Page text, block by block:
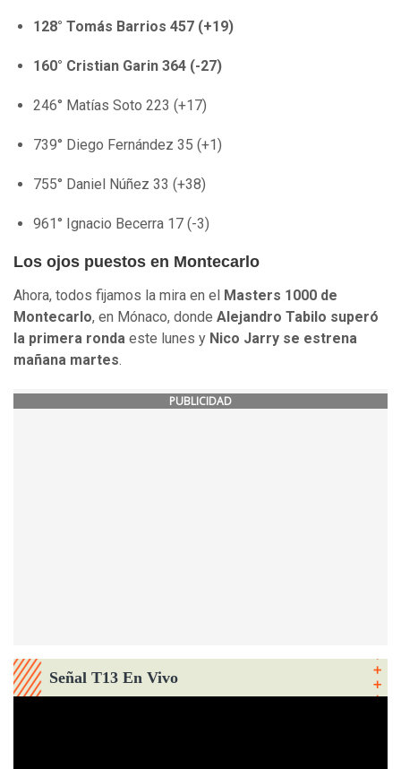
128° Tomás Barrios 457 (+19)
160° Cristian Garin 364 (-27)
246° Matías Soto 223 (+17)
739° Diego Fernández 35 (+1)
755° Daniel Núñez 33 (+38)
961° Ignacio Becerra 17 (-3)
Los ojos puestos en Montecarlo
Ahora, todos fijamos la mira en el
Masters 1000 de
Montecarlo, en Mónaco, donde Alejandro Tabilo superó
la primera ronda este lunes y Nico Jarry se estrena
mañana martes.
PUBLICIDAD
Señal T13 En Vivo